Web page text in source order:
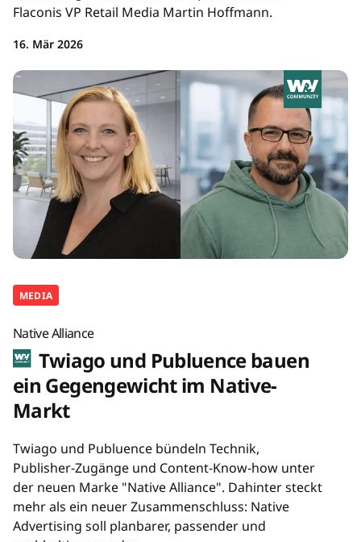
Flaconis VP Retail Media Martin Hoffmann.
16. Mär 2026
MEDIA
Native Alliance
Twiago und Publuence bauen
ein Gegengewicht im Native-
Markt
Twiago und Publuence bündeln Technik,
Publisher-Zugänge und Content-Know-how unter
der neuen Marke "Native Alliance". Dahinter steckt
mehr als ein neuer Zusammenschluss: Native
Advertising soll planbarer, passender und